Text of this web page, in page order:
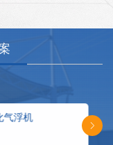
气浮机